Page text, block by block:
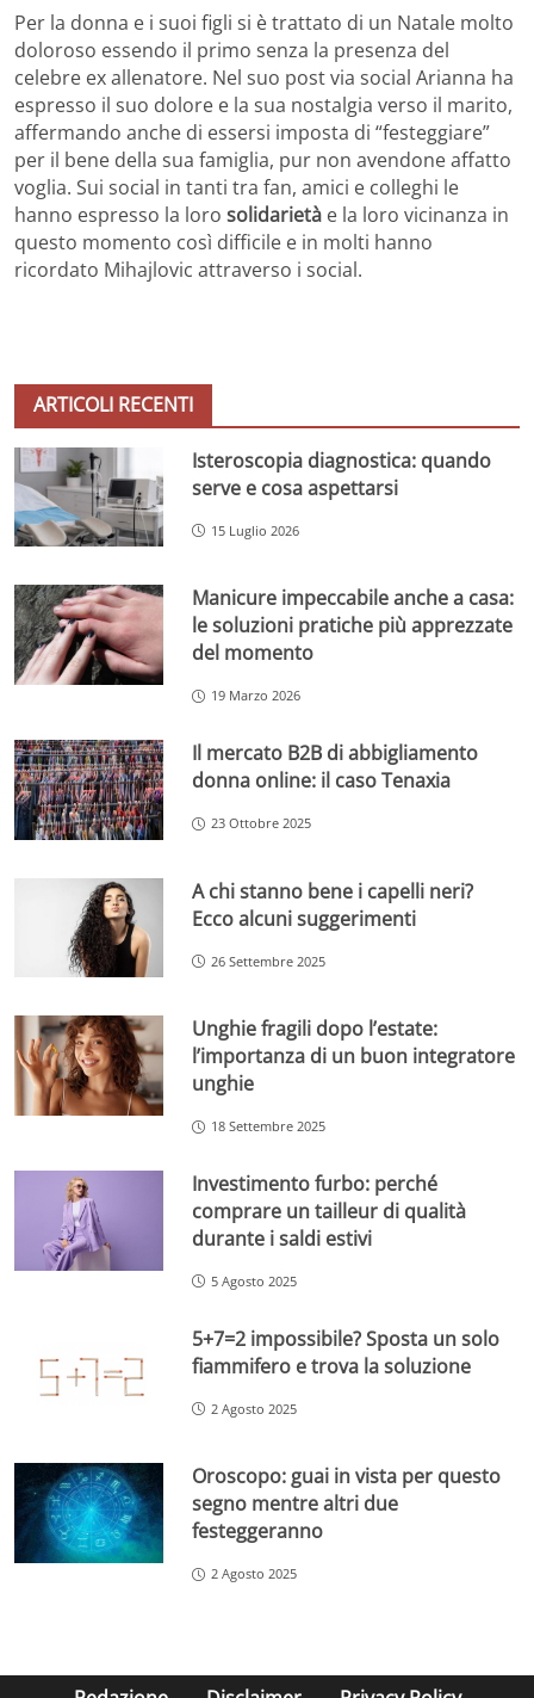
Per la donna e i suoi figli si è trattato di un Natale molto
doloroso essendo il primo senza la presenza del
celebre ex allenatore. Nel suo post via social Arianna ha
espresso il suo dolore e la sua nostalgia verso il marito,
affermando anche di essersi imposta di “festeggiare”
per il bene della sua famiglia, pur non avendone affatto
voglia. Sui social in tanti tra fan, amici e colleghi le
hanno espresso la loro solidarietà e la loro vicinanza in
questo momento così difficile e in molti hanno
ricordato Mihajlovic attraverso i social.
ARTICOLI RECENTI
Isteroscopia diagnostica: quando
serve e cosa aspettarsi
15 Luglio 2026
Manicure impeccabile anche a casa:
le soluzioni pratiche più apprezzate
del momento
19 Marzo 2026
Il mercato B2B di abbigliamento
donna online: il caso Tenaxia
23 Ottobre 2025
A chi stanno bene i capelli neri?
Ecco alcuni suggerimenti
26 Settembre 2025
Unghie fragili dopo l’estate:
l’importanza di un buon integratore
unghie
18 Settembre 2025
Investimento furbo: perché
comprare un tailleur di qualità
durante i saldi estivi
5 Agosto 2025
5+7=2 impossibile? Sposta un solo
fiammifero e trova la soluzione
2 Agosto 2025
Oroscopo: guai in vista per questo
segno mentre altri due
festeggeranno
2 Agosto 2025